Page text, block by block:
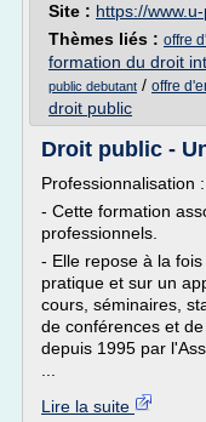
Site : https://
Thèmes liés : offre
formation du droit
public debutant / offre
droit public
Droit public -
Professionnalisation :
- Cette formation
professionnels.
- Elle repose à la
pratique et sur un
cours, séminaires,
de conférences et
depuis 1995 par
Lire la suite